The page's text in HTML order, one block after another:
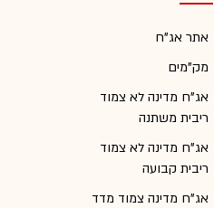
אתר אג"ח
מק"מים
אג"ח מדינה לא צמוד
ריבית משתנה
אג"ח מדינה לא צמוד
ריבית קבועה
אג"ח מדינה צמוד מדד